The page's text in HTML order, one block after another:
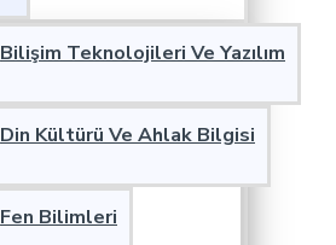
Bilişim Teknolojileri Ve Yazılım
Din Kültürü Ve Ahlak Bilgisi
Fen Bilimleri